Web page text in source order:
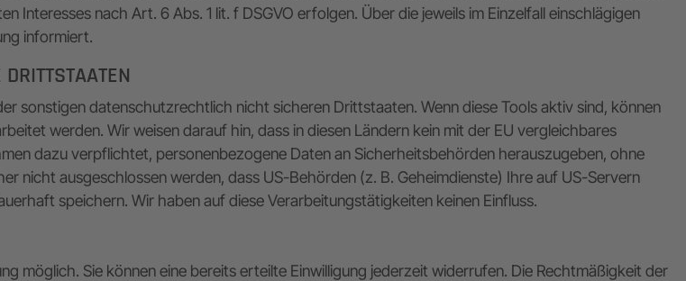
Interesses nach Art. 6 Abs. 1 lit. f DSGVO erfolgen. Über die jeweils im Einzelfall einschlägigen
informiert.
sonstigen datenschutzrechtlich nicht sicheren Drittstaaten. Wenn diese Tools aktiv sind, können
werden. Wir weisen darauf hin, dass in diesen Ländern kein mit der EU vergleichbares
dazu verpflichtet, personenbezogene Daten an Sicherheitsbehörden herauszugeben, ohne
nicht ausgeschlossen werden, dass US-Behörden (z. B. Geheimdienste) Ihre auf US-Servern
speichern. Wir haben auf diese Verarbeitungstätigkeiten keinen Einfluss.
möglich. Sie können eine bereits erteilte Einwilligung jederzeit widerrufen. Die Rechtmäßigkeit der